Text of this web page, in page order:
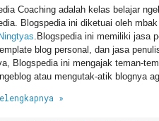
Coaching adalah kelas belajar
Blogspedia ini diketuai oleh mbak
.Blogspedia ini memiliki jasa
blog personal, dan jasa
Blogspedia ini mengajak teman-
atau mengutak-atik blognya
»